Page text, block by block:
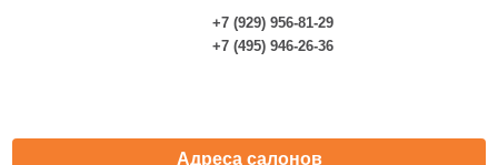
Адреса салонов
+7 (929) 956-81-29
+7 (495) 946-26-36